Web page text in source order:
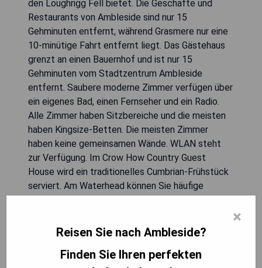
den Loughrigg Fell bietet. Die Geschäfte und
Restaurants von Ambleside sind nur 15
Gehminuten entfernt, während Grasmere nur eine
10-minütige Fahrt entfernt liegt. Das Gästehaus
grenzt an einen Bauernhof und ist nur 15
Gehminuten vom Stadtzentrum Ambleside
entfernt. Saubere moderne Zimmer verfügen über
ein eigenes Bad, einen Fernseher und ein Radio.
Alle Zimmer haben Sitzbereiche und die meisten
haben Kingsize-Betten. Die meisten Zimmer
haben keine gemeinsamen Wände. WLAN steht
zur Verfügung. Im Crow How Country Guest
House wird ein traditionelles Cumbrian-Frühstück
serviert. Am Waterhead können Sie häufige
Ihnen außerdem Informationsmaterial mit vielen
Bootsfahrpläne an. Innerhalb einer Autostunde
×
Reisen Sie nach Ambleside?
Finden Sie Ihren perfekten